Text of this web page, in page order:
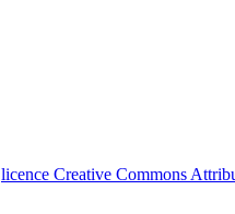
licence Creative Commons